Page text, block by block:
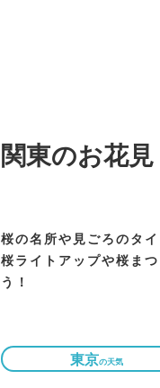
関東のお花
桜の名所や見ごろのタ
桜ライトアップや桜ま
う！
東京